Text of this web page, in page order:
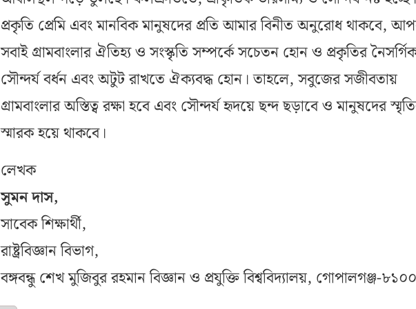
প্রকৃতি প্রেমি এবং মানবিক মানুষদের প্রতি আমার বিনীত অনুরোধ থাকবে,
সবাই গ্রামবাংলার ঐতিহ্য ও সংস্কৃতি সম্পর্কে সচেতন হোন ও প্রকৃতির
সৌন্দর্য বর্ধন এবং অটুট রাখতে ঐক্যবদ্ধ হোন। তাহলে, সবুজের সজীবতায়
গ্রামবাংলার অস্তিত্ব রক্ষা হবে এবং সৌন্দর্য হৃদয়ে ছন্দ ছড়াবে ও মানুষদের
স্মারক হয়ে থাকবে।
লেখক
সুমন দাস,
সাবেক শিক্ষার্থী,
রাষ্ট্রবিজ্ঞান বিভাগ,
বঙ্গবন্ধু শেখ মুজিবুর রহমান বিজ্ঞান ও প্রযুক্তি বিশ্ববিদ্যালয়, গোপালগঞ্জ-৮১০০